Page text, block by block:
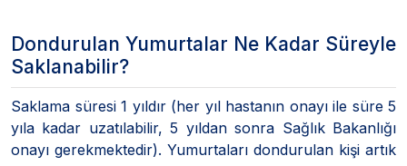
Dondurulan Yumurtalar Ne Kadar Süreyle
Saklanabilir?
Saklama süresi 1 yıldır (her yıl hastanın onayı ile süre 5
yıla kadar uzatılabilir, 5 yıldan sonra Sağlık Bakanlığı
onayı gerekmektedir). Yumurtaları dondurulan kişi artık